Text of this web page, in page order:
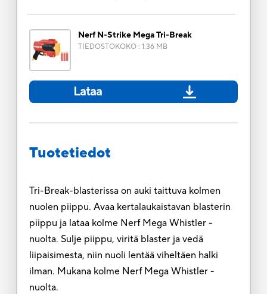
Nerf N-Strike Mega Tri-Break
TIEDOSTOKOKO: 1.36 MB
Lataa
Tuotetiedot
Tri-Break-blasterissa on auki taittuva kolmen
nuolen piippu. Avaa kertalaukaistavan blasterin
piippu ja lataa kolme Nerf Mega Whistler -
nuolta. Sulje piippu, viritä blaster ja vedä
liipaisimesta, niin nuoli lentää viheltäen halki
ilman. Mukana kolme Nerf Mega Whistler -
nuolta.